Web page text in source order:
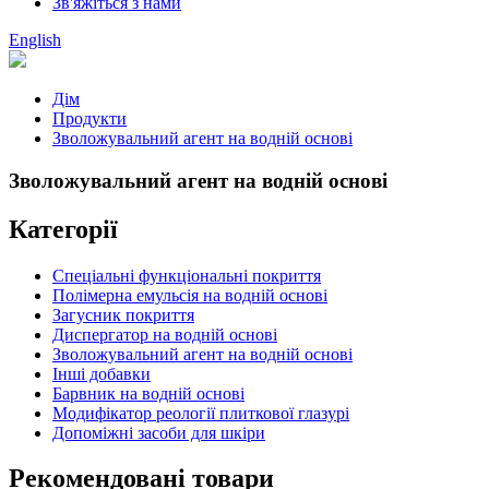
English
Дім
Продукти
Зволожувальний агент на водній основі
Зволожувальний агент на водній основі
Категорії
Спеціальні функціональні покриття
Полімерна емульсія на водній основі
Загусник покриття
Диспергатор на водній основі
Зволожувальний агент на водній основі
Інші добавки
Барвник на водній основі
Модифікатор реології плиткової глазурі
Допоміжні засоби для шкіри
Рекомендовані товари